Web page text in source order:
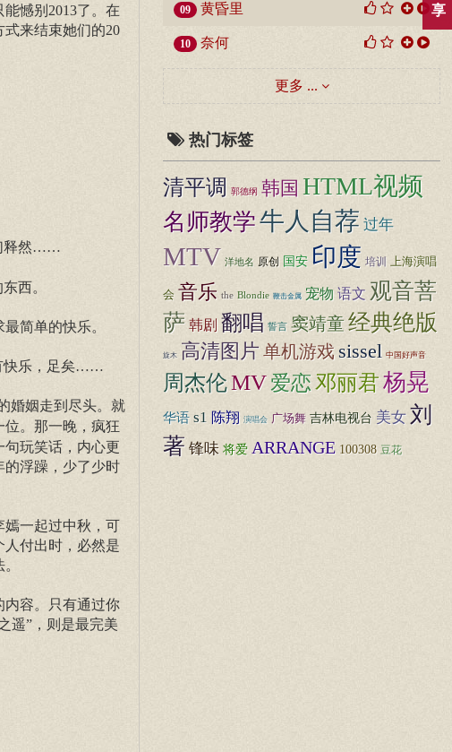
憾别2013了。在
来结束她们的20
释然……
西。
简单的快乐。
快乐，足矣……
婚姻走到尽头。就
位。那一晚，疯狂
玩笑话，内心更
的浮躁，少了少时
嫣一起过中秋，可
付出时，必然是
内容。只有通过你
遥”，则是最完美
09 黄昏里
10 奈何
更多 ...
热门标签
清平调 郭德纲 韩国 HTML视频
名师教学牛人自荐 过年
MTV 洋地名 原创 国安 印度 培训 上海演唱
会 音乐 the Blondie 鞭击金属 宠物 语文 观音菩
萨 韩剧 翻唱 誓言 窦靖童经典绝版
旋木 高清图片单机游戏 sissel 中国好声音
周杰伦MV爱恋邓丽君杨晃
华语 s1 陈翔 演唱会 广场舞 吉林电视台 美女 刘
著 锋味 将爱 ARRANGE 100308 豆花
享